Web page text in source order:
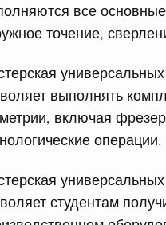
все
точение,
выполнять
включая
операции.
студентам
рабочую
и
Порядка 110
35 регионах
и гуманитарные